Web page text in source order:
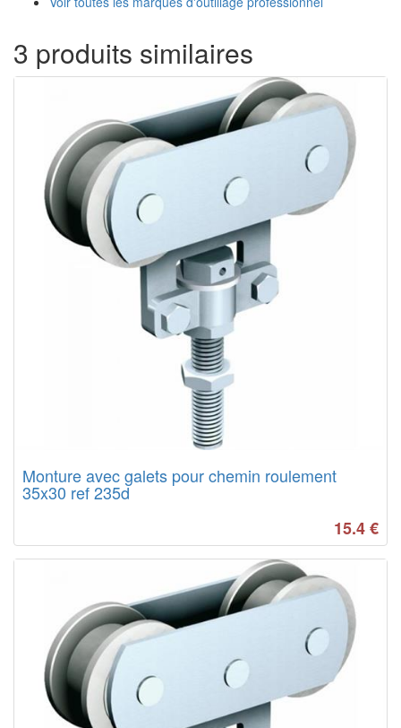
3 produits similaires
Monture avec galets pour chemin roulement
35x30 ref 235d
15.4€